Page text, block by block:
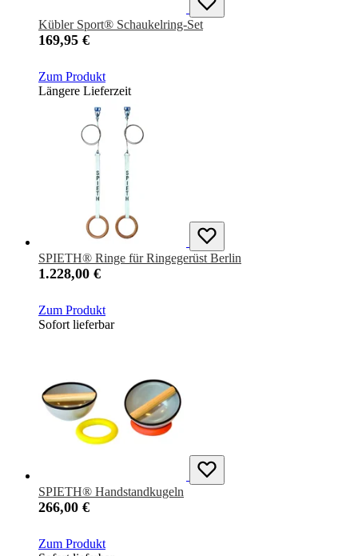
Kübler Sport® Schaukelring-Set
169,95 €
Zum Produkt
Längere Lieferzeit
SPIETH® Ringe für Ringegerüst Berlin
1.228,00 €
Zum Produkt
Sofort lieferbar
SPIETH® Handstandkugeln
266,00 €
Zum Produkt